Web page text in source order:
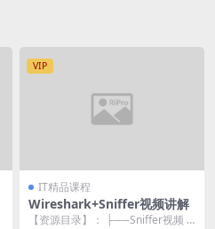
VIP
IT精品课程
Wireshark+Sniffer视频讲解
【资源目录】： ├──Sniffer视频 |